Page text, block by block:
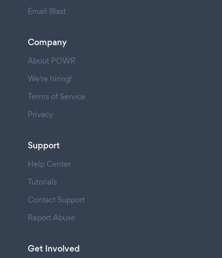
Email Blast
Company
About POWR
We're hiring!
Terms of Service
Privacy
Support
Help Center
Tutorials
Contact Support
Report Abuse
Get Involved